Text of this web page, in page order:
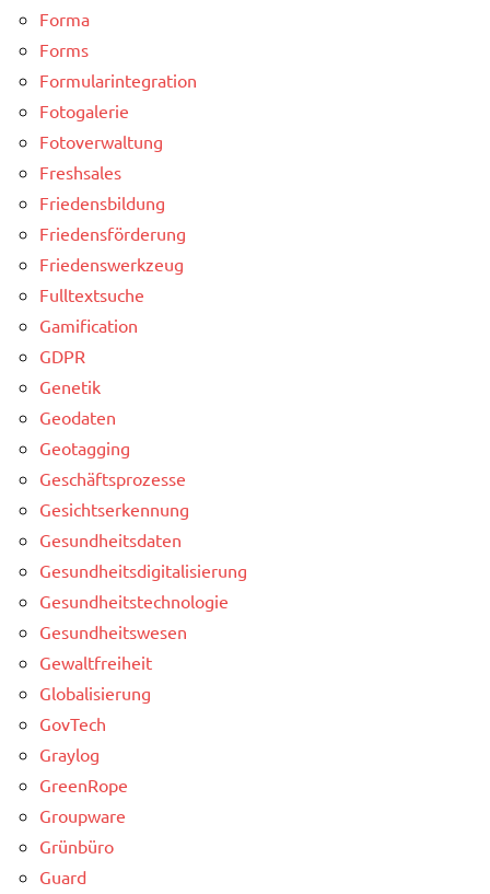
Forma
Forms
Formularintegration
Fotogalerie
Fotoverwaltung
Freshsales
Friedensbildung
Friedensförderung
Friedenswerkzeug
Fulltextsuche
Gamification
GDPR
Genetik
Geodaten
Geotagging
Geschäftsprozesse
Gesichtserkennung
Gesundheitsdaten
Gesundheitsdigitalisierung
Gesundheitstechnologie
Gesundheitswesen
Gewaltfreiheit
Globalisierung
GovTech
Graylog
GreenRope
Groupware
Grünbüro
Guard